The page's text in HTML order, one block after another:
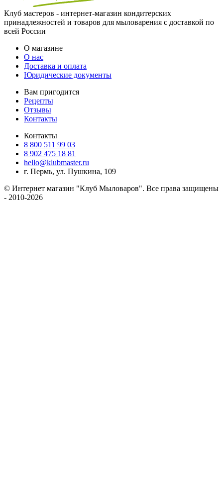
Клуб мастеров - интернет-магазин кондитерских
принадлежностей и товаров для мыловарения с доставкой по
всей России
О магазине
О нас
Доставка и оплата
Юридические документы
Вам пригодится
Рецепты
Отзывы
Контакты
Контакты
8 800 511 99 03
8 902 475 18 81
hello@klubmaster.ru
г. Пермь, ул. Пушкина, 109
© Интернет магазин "Клуб Мыловаров". Все права защищены
- 2010-2026